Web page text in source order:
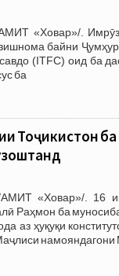
«Ховар»/.
байни
(ITFC) оид ба
ба
Тоҷикистон
«Ховар»/. 16
Раҳмон ба
аз ҳуқуқи